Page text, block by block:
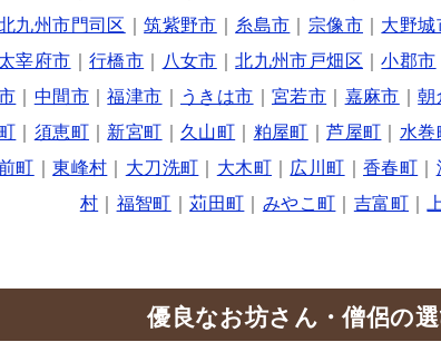
九州市門司区 ｜筑紫野市 糸島市 宗像市 大野城
太宰府市 行橋市 八女市 ｜北九州市戸畑区 ｜小郡市
中間市｜福津市 うきは市 宮若市 嘉麻市 ｜朝
須恵町｜ 新宮町 久山町 粕屋町 ｜芦屋町 水巻
町 ｜東峰村 大刀洗町 大木町｜ 広川町 香春町
村
福智町 ｜苅田町 みやこ町 吉富町
優良なお坊さん・僧侶の